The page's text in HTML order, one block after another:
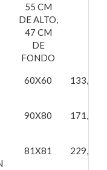
55 CM
DE ALTO,
47 CM
DE
FONDO
60X60 133,51€
90X80 171,23€
81X81 229,28€